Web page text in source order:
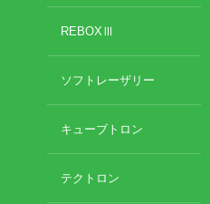
REBOXⅢ
ソフトレーザリー
キューブトロン
テクトロン